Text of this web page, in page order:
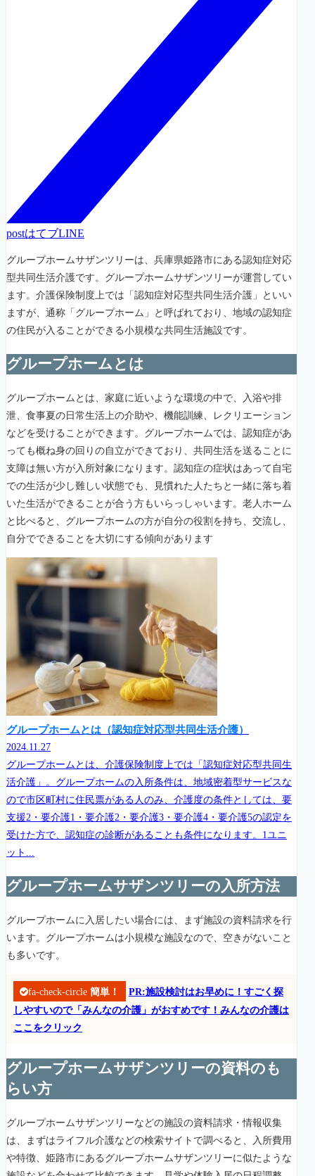
postはてブLINE
グループホームサザンツリーは、兵庫県姫路市にある認知症対応
型共同生活介護です。グループホームサザンツリーが運営してい
ます。介護保険制度上では「認知症対応型共同生活介護」といい
ますが、通称「グループホーム」と呼ばれており、地域の認知症
の住民が入ることができる小規模な共同生活施設です。
グループホームとは
グループホームとは、家庭に近いような環境の中で、入浴や排
泄、食事夏の日常生活上の介助や、機能訓練、レクリエーション
などを受けることができます。グループホームでは、認知症があ
っても概ね身の回りの自立ができており、共同生活を送ることに
支障は無い方が入所対象になります。認知症の症状はあって自宅
での生活が少し難しい状態でも、見慣れた人たちと一緒に落ち着
いた生活ができることが合う方もいらっしゃいます。老人ホーム
と比べると、グループホームの方が自分の役割を持ち、交流し、
自分でできることを大切にする傾向があります
グループホームとは（認知症対応型共同生活介護）
2024.11.27
グループホームとは、介護保険制度上では「認知症対応型共同生
活介護」。グループホームの入所条件は、地域密着型サービスな
ので市区町村に住民票がある人のみ、介護度の条件としては、要
支援2・要介護1・要介護2・要介護3・要介護4・要介護5の認定を
受けた方で、認知症の診断があることも条件になります。1ユニ
ット...
グループホームサザンツリーの入所方法
グループホームに入居したい場合には、まず施設の資料請求を行
います。グループホームは小規模な施設なので、空きがないこと
も多いです。
fa-check-circle 簡単！
PR:施設検討はお早めに！すごく探
しやすいので「みんなの介護」がおすめです！みんなの介護は
ここをクリック
グループホームサザンツリーの資料のも
らい方
グループホームサザンツリーなどの施設の資料請求・情報収集
は、まずはライフル介護などの検索サイトで調べると、入所費用
や特徴、姫路市にあるグループホームサザンツリーに似たような